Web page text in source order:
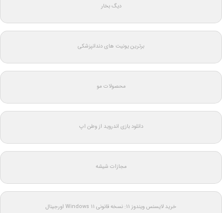
دیگ بخار
برترین یونیت های دندانپزشکی
محصولات مو
دانلود بازی اندروید از وطن اپ
مجازات شیشه
خرید لایسنس ویندوز 11: نسخه قانونی Windows 11 اورجینال